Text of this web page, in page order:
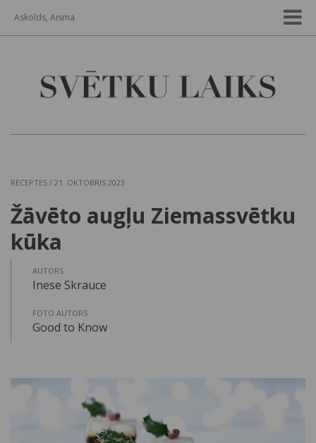
Askolds, Aisma
RECEPTES / 21. OKTOBRIS 2023
Žāvēto augļu Ziemassvētku
kūka
AUTORS
Inese Skrauce
FOTO AUTORS
Good to Know